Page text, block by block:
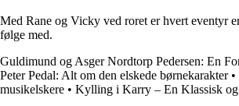
Med Rane og Vicky ved roret er hvert eventyr
følge med.
Guldimund og Asger Nordtorp Pedersen: En
Peter Pedal: Alt om den elskede børnekarakter•
musikelskere • Kylling i Karry – En Klassisk